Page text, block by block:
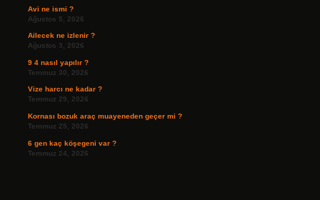
Avi ne ismi ?
Ağustos 5, 2026
Ailecek ne izlenir ?
Ağustos 3, 2026
9 4 nasıl yapılır ?
Temmuz 30, 2026
Vize harcı ne kadar ?
Temmuz 29, 2026
Kornası bozuk araç muayeneden geçer mi ?
Temmuz 25, 2026
6 gen kaç köşegeni var ?
Temmuz 24, 2026